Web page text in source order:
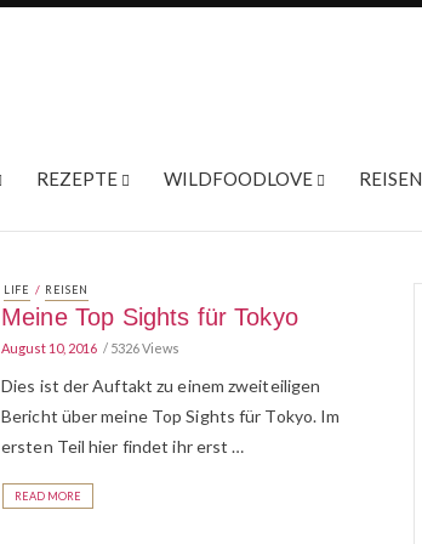
REZEPTE WILDFOODLOVE REISEN
LIFE / REISEN
Meine Top Sights für Tokyo
August 10, 2016 5326 Views
Dies ist der Auftakt zu einem zweiteiligen
Bericht über meine Top Sights für Tokyo. Im
ersten Teil hier findet ihr erst …
READ MORE